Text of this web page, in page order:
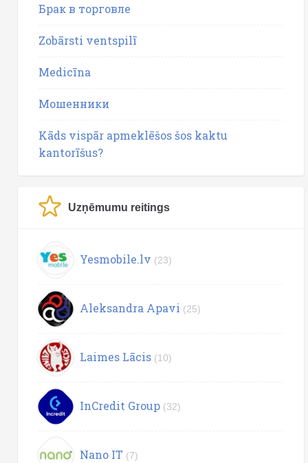
Брак в торговле
Zobārsti ventspilī
Medicīna
Мошенники
Kāds vispār apmeklēšos šos kaktu
kantorīšus?
Uzņēmumu reitings
Yesmobile.lv (23)
Aleksandra Apavi (25)
Laimes Lācis (10)
InCredit Group (32)
Nano IT (7)